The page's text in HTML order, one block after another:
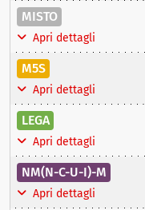
MISTO
Apri dettagli
M5S
Apri dettagli
LEGA
Apri dettagli
NM(N-C-U-I)-M
Apri dettagli